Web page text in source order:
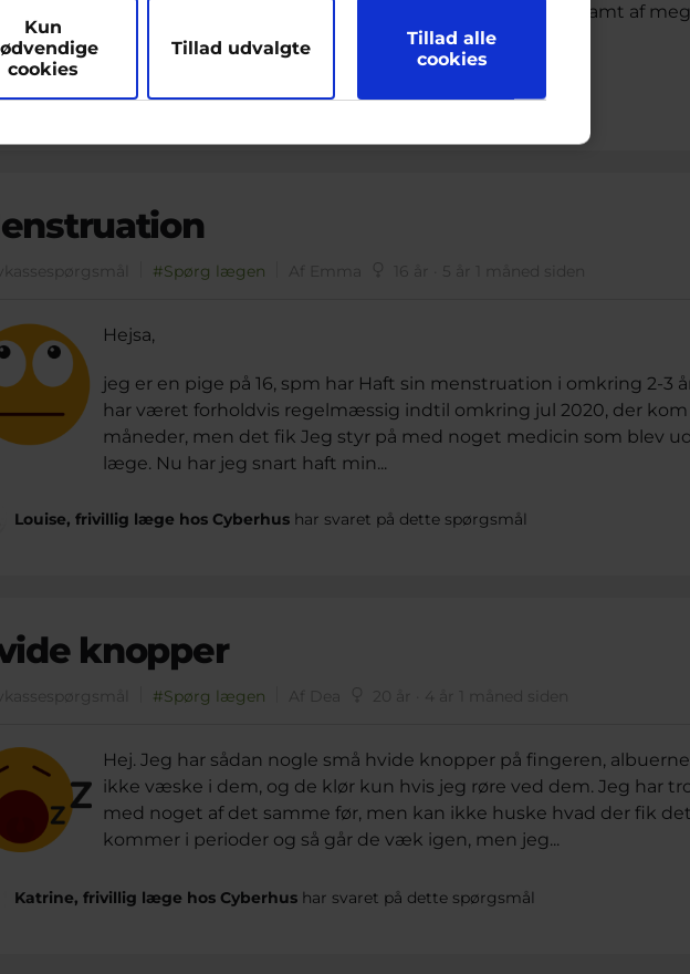
Kun
cookies
Tillad udvalgte
Tillad alle
cookies
den er cirka 1.5 cm i diameter eller deromkring. Jeg er ramt af
så bliver selvfølelig virkelig...
Gerda, frivillig læge hos Cyberhushar svaret på dette spørgsmål
#Spørg lægen Af Emma 16 år · 5 år 1 måned siden
Hejsa,
jeg er en pige på 16, spm har Haft sin menstruation i omkring 2-3
har været forholdvis regelmæssig indtil omkring jul 2020, der kom
måneder, men det fik Jeg styr på med noget medicin som blev
læge. Nu har jeg snart haft min...
Louise, frivillig læge hos Cyberhus har svaret på dette spørgsmål
knopper
#Spørg lægen Af Dea 20 år · 4 år 1 måned siden
Hej. Jeg har sådan nogle små hvide knopper på fingeren,
ikke væske i dem, og de klør kun hvis jeg røre ved dem. Jeg har
med noget af det samme før, men kan ikke huske hvad der fik
kommer i perioder og så går de væk igen, men jeg...
Katrine, frivillig læge hos Cyberhus har svaret på dette spørgsmål